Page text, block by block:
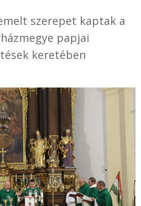
szerepet kaptak a
papjai
keretében